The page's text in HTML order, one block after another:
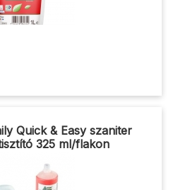
Quick & Easy szaniter
325 ml/flakon